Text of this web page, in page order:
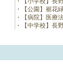
【公園】裾花
【病院】医療
【中学校】長